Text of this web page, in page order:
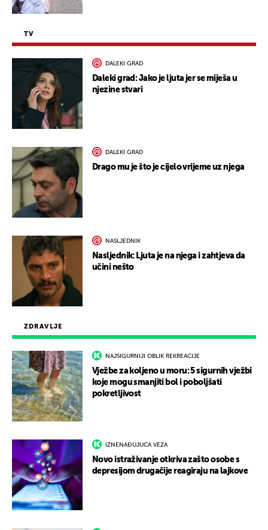
ZDRAVLJE
NAJSIGURNIJI OBLIK REKREACIJE
Vježbe za koljeno u moru: 5 sigurnih vježbi
koje mogu smanjiti bol i poboljšati
pokretljivost
IZNENAĐUJUĆA VEZA
Novo istraživanje otkriva zašto osobe s
depresijom drugačije reagiraju na lajkove
TV
DALEKI GRAD
Daleki grad: Jako je ljuta jer se miješa u
njezine stvari
DALEKI GRAD
Drago mu je što je cijelo vrijeme uz njega
NASLJEDNIK
Nasljednik: Ljuta je na njega i zahtjeva da
učini nešto